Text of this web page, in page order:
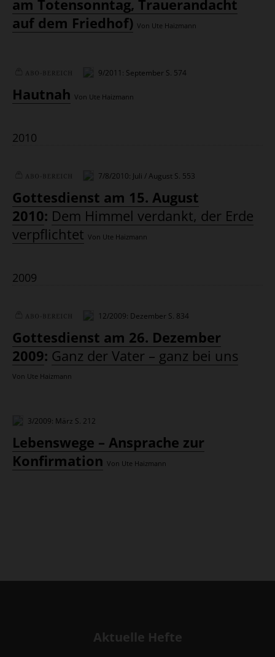
am Totensonntag, Trauerandacht
auf dem Friedhof) Von Ute Haizmann
9/2011: September S. 574
Hautnah Von Ute Haizmann
2010
7/8/2010: Juli / August S. 553
Gottesdienst am 15. August
2010: Dem Himmel verdankt, der Erde
verpflichtet Von Ute Haizmann
2009
12/2009: Dezember S. 834
Gottesdienst am 26. Dezember
2009: Ganz der Vater – ganz bei uns
Von Ute Haizmann
3/2009: März S. 212
Lebenswege – Ansprache zur
Konfirmation Von Ute Haizmann
Aktuelle Hefte